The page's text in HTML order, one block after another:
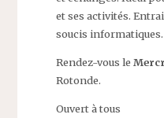
et ses activités.
soucis informatiques.
Rendez-vous le
Rotonde.
Ouvert à tous